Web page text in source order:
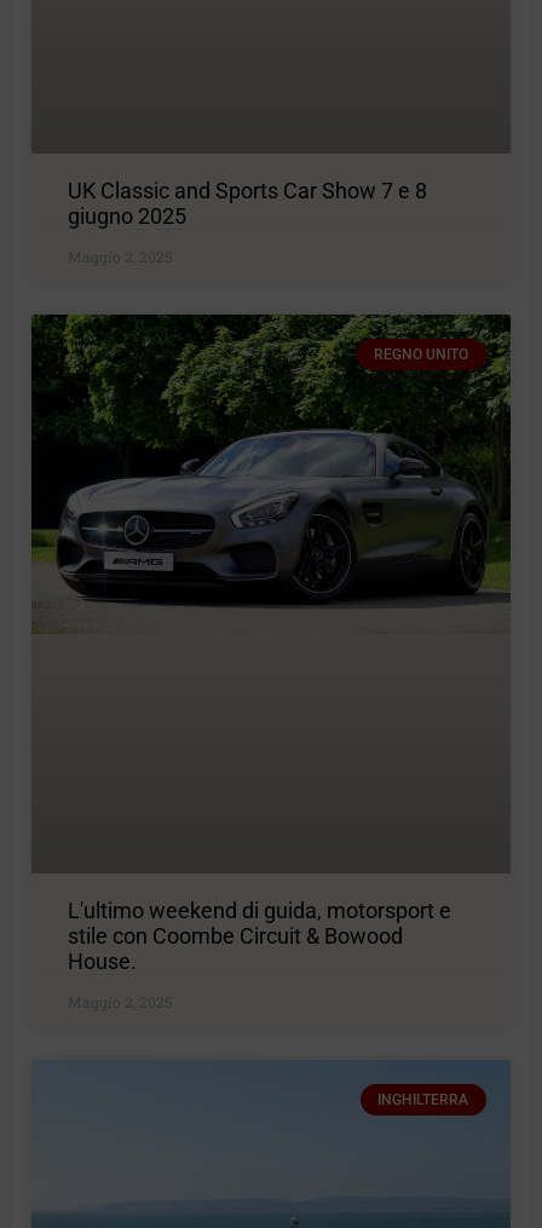
UK Classic and Sports Car Show 7 e 8
giugno 2025
Maggio 2, 2025
REGNO UNITO
L'ultimo weekend di guida, motorsport e
stile con Coombe Circuit & Bowood
House.
Maggio 2, 2025
INGHILTERRA